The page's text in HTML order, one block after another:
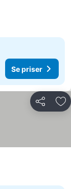
Se priser
Dela